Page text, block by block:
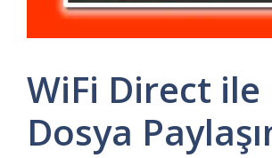
WiFi Direct ile
Dosya